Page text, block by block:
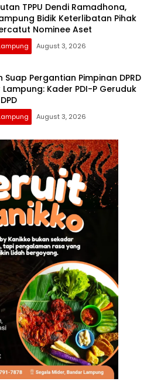
TPPU Dendi Ramadhona,
Bidik Keterlibatan Pihak
Nominee Aset
August 3, 2026
Suap Pergantian Pimpinan DPRD
Kader PDI-P Geruduk
August 3, 2026